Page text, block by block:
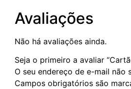
Avaliações
Não há avaliações ainda.
Seja o primeiro a avaliar
O seu endereço de e-mail não
Campos obrigatórios são